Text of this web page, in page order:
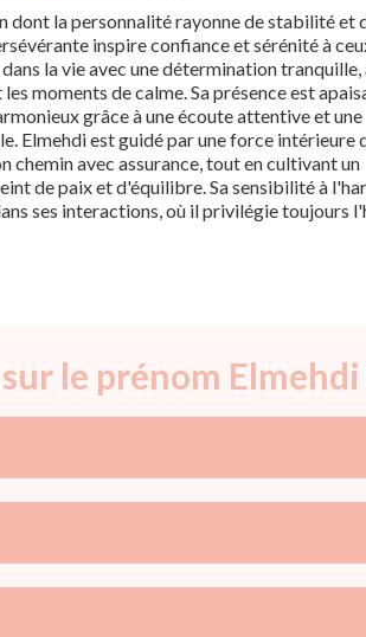
dont la personnalité rayonne de stabilité et
inspire confiance et sérénité à
la vie avec une détermination
moments de calme. Sa présence est
grâce à une écoute attentive et une
Elmehdi est guidé par une force intérieure
chemin avec assurance, tout en cultivant un
de paix et d'équilibre. Sa sensibilité à
ses interactions, où il privilégie toujours
le prénom Elmehdi